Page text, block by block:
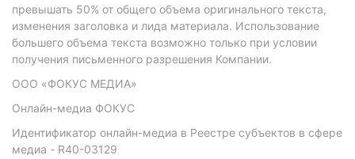
превышать 50% от общего объема оригинального текста,
изменения заголовка и лида материала. Использование
большего объема текста возможно только при условии
получения письменного разрешения Компании.
ООО «ФОКУС МЕДИА»
Онлайн-медиа ФОКУС
Идентификатор онлайн-медиа в Реестре субъектов в сфере
медиа - R40-03129